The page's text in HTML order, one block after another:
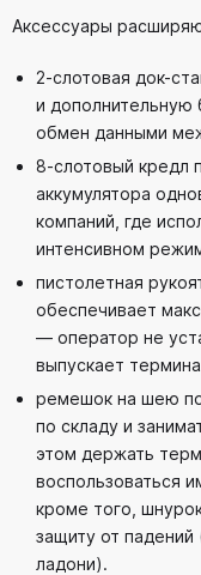
Аксессуары
2-слотовая док-
и дополнительную
обмен данными
8-слотовый кредл
аккумулятора
компаний, где
интенсивном
пистолетная
обеспечивает
— оператор не
выпускает
ремешок на шею
по складу и
этом держать
воспользоваться
кроме того,
защиту от
ладони).